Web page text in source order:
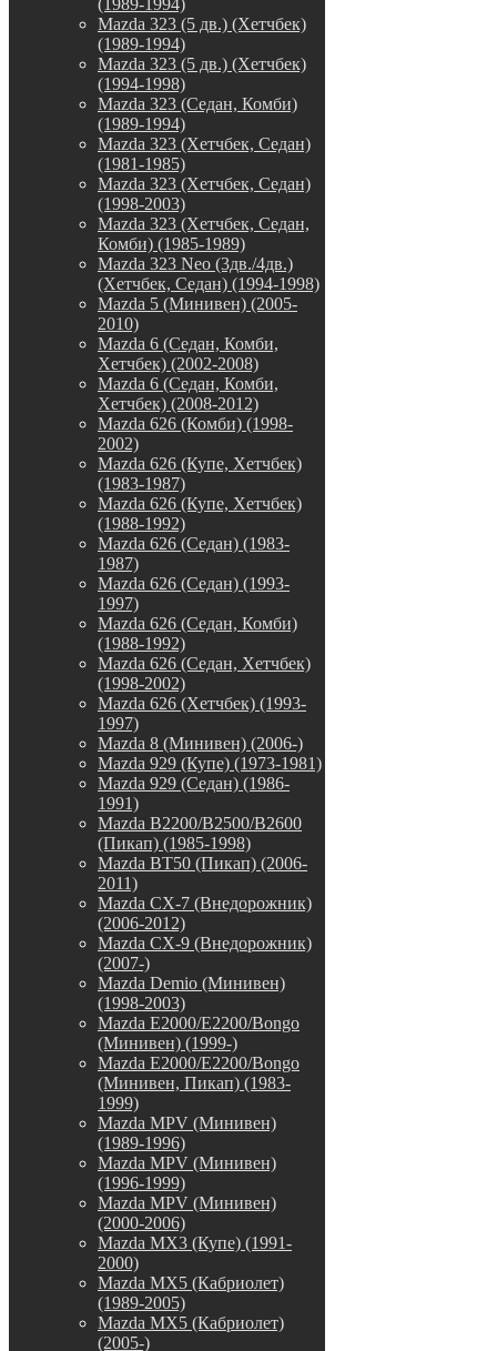
Mazda 323 (5 дв.) (Хетчбек)
(1989-1994)
Mazda 323 (5 дв.) (Хетчбек)
(1994-1998)
Mazda 323 (Седан, Комби)
(1989-1994)
Mazda 323 (Хетчбек, Седан)
(1981-1985)
Mazda 323 (Хетчбек, Седан)
(1998-2003)
Mazda 323 (Хетчбек, Седан,
Комби) (1985-1989)
Mazda 323 Neo (3дв./4дв.)
(Хетчбек, Седан) (1994-1998)
Mazda 5 (Минивен) (2005-
2010)
Mazda 6 (Седан, Комби,
Хетчбек) (2002-2008)
Mazda 6 (Седан, Комби,
Хетчбек) (2008-2012)
Mazda 626 (Комби) (1998-
2002)
Mazda 626 (Купе, Хетчбек)
(1983-1987)
Mazda 626 (Купе, Хетчбек)
(1988-1992)
Mazda 626 (Седан) (1983-
1987)
Mazda 626 (Седан) (1993-
1997)
Mazda 626 (Седан, Комби)
(1988-1992)
Mazda 626 (Седан, Хетчбек)
(1998-2002)
Mazda 626 (Хетчбек) (1993-
1997)
Mazda 8 (Минивен) (2006-)
Mazda 929 (Купе) (1973-1981)
Mazda 929 (Седан) (1986-
1991)
Mazda B2200/B2500/B2600
(Пикап) (1985-1998)
Mazda BT50 (Пикап) (2006-
2011)
Mazda CX-7 (Внедорожник)
(2006-2012)
Mazda CX-9 (Внедорожник)
(2007-)
Mazda Demio (Минивен)
(1998-2003)
Mazda E2000/E2200/Bongo
(Минивен) (1999-)
Mazda E2000/E2200/Bongo
(Минивен, Пикап) (1983-
1999)
Mazda MPV (Минивен)
(1989-1996)
Mazda MPV (Минивен)
(1996-1999)
Mazda MPV (Минивен)
(2000-2006)
Mazda MX3 (Купе) (1991-
2000)
Mazda MX5 (Кабриолет)
(1989-2005)
Mazda MX5 (Кабриолет)
(2005-)